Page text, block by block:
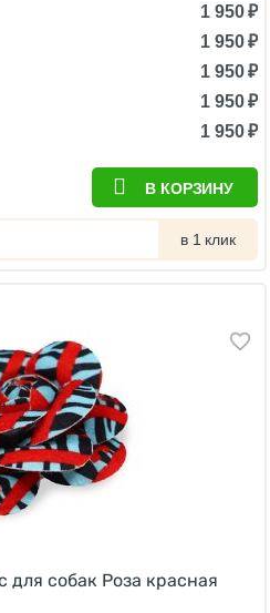
1 950₽
1 950₽
1 950₽
1 950₽
1 950₽
В КОРЗИНУ
в 1 клик
собак Роза красная